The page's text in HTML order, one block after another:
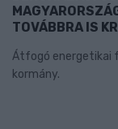
TOVÁBBRA IS
Átfogó energetikai
kormány.